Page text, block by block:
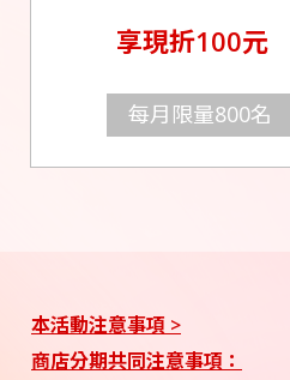
享現折100元
每月限量800名
本活動注意事項 >
商店分期共同注意事項：